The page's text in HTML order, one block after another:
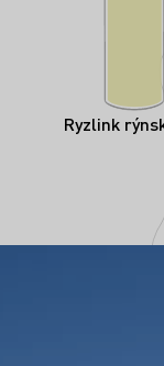
Ryzlink
vína v